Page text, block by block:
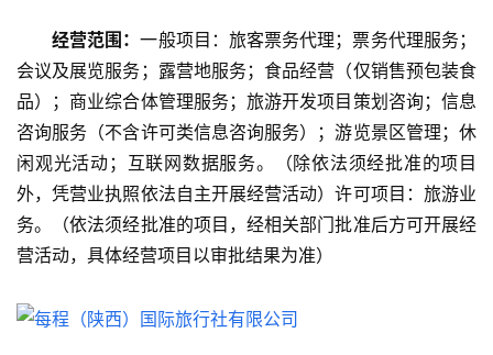
产
热
门
景
点
旅
信
经营范围：一般项目：旅客票务代理；票务代理服务；
会议及展览服务；露营地服务；食品经营（仅销售预包装食
品）；商业综合体管理服务；旅游开发项目策划咨询；信息
咨询服务（不含许可类信息咨询服务）；游览景区管理；休
闲观光活动；互联网数据服务。（除依法须经批准的项目
外，凭营业执照依法自主开展经营活动）许可项目：旅游业
务。（依法须经批准的项目，经相关部门批准后方可开展经
营活动，具体经营项目以审批结果为准）